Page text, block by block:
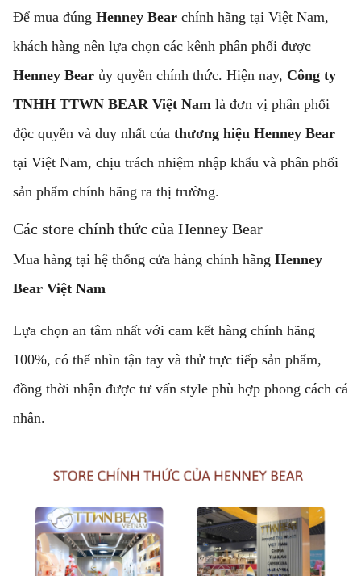
Để mua đúng Henney Bear chính hãng tại Việt Nam,
khách hàng nên lựa chọn các kênh phân phối được
Henney Bear ủy quyền chính thức. Hiện nay, Công ty
TNHH TTWN BEAR Việt Nam là đơn vị phân phối
độc quyền và duy nhất của thương hiệu Henney Bear
tại Việt Nam, chịu trách nhiệm nhập khẩu và phân phối
sản phẩm chính hãng ra thị trường.
Các store chính thức của Henney Bear
Mua hàng tại hệ thống cửa hàng chính hãng Henney
Bear Việt Nam
Lựa chọn an tâm nhất với cam kết hàng chính hãng
100%, có thể nhìn tận tay và thử trực tiếp sản phẩm,
đồng thời nhận được tư vấn style phù hợp phong cách cá
nhân.